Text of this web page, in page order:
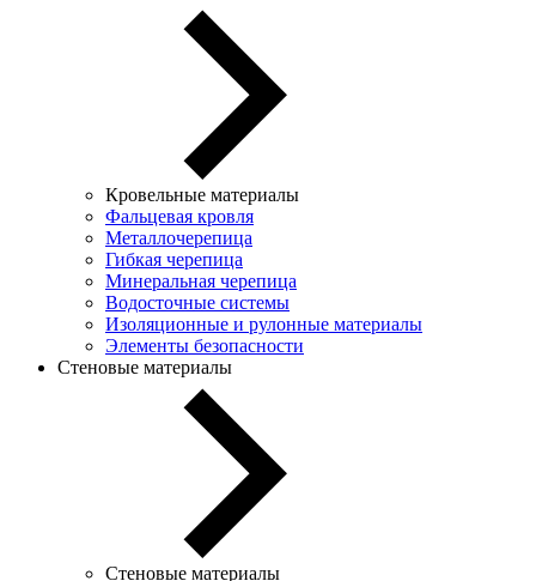
Кровельные материалы
Фальцевая кровля
Металлочерепица
Гибкая черепица
Минеральная черепица
Водосточные системы
Изоляционные и рулонные материалы
Элементы безопасности
Стеновые материалы
Стеновые материалы